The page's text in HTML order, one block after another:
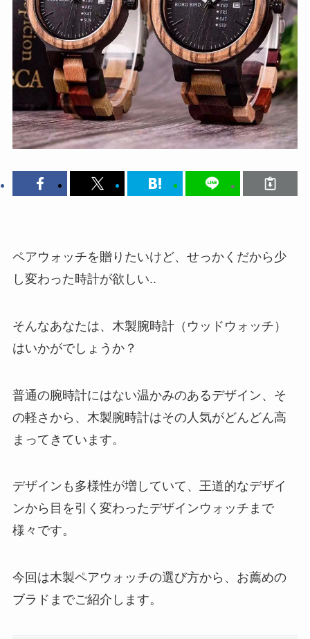
ペアウォッチを贈りたいけど、せっかくだから少
し変わった時計が欲しい..
そんなあなたは、木製腕時計（ウッドウォッチ）
はいかがでしょうか？
普通の腕時計にはない温かみのあるデザイン、そ
の軽さから、木製腕時計はその人気がどんどん高
まってきています。
デザインも多様性が増していて、王道的なデザイ
ンから目を引く変わったデザインウォッチまで
様々です。
今回は木製ペアウォッチの選び方から、お薦めの
ブラドまでご紹介します。